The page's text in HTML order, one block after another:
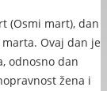
(Osmi mart), dan
Ovaj dan je
odnosno dan
žena i